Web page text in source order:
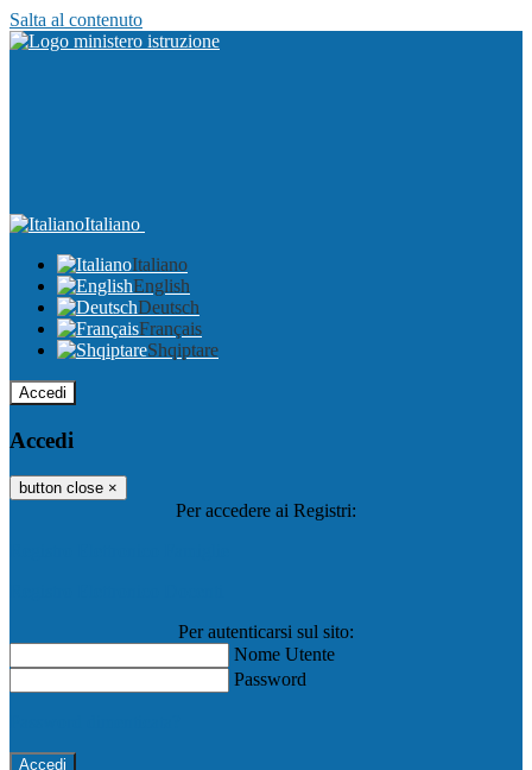
Salta al contenuto
Italiano
Italiano
English
Deutsch
Français
Shqiptare
Accedi
Accedi
button close ×
Per accedere ai Registri:
Per autenticarsi sul sito:
Nome Utente
Password